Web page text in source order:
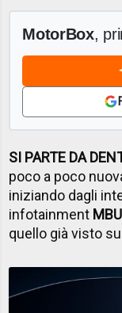
MotorBox,
SI PARTE DA
poco a poco
iniziando dagli
infotainment
quello già visto su